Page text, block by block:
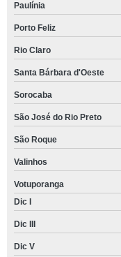
Paulínia
Porto Feliz
Rio Claro
Santa Bárbara d'Oeste
Sorocaba
São José do Rio Preto
São Roque
Valinhos
Votuporanga
Dic I
Dic III
Dic V